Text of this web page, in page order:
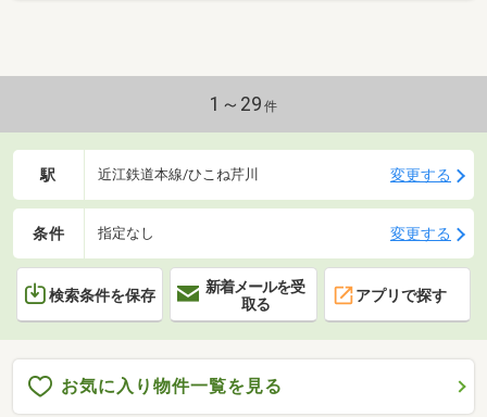
1～29 件
駅 近江鉄道本線/ひこね芹川 変更する
条件 指定なし 変更する
検索条件を保存
新着メールを受
取る
アプリで探す
お気に入り物件一覧を見る